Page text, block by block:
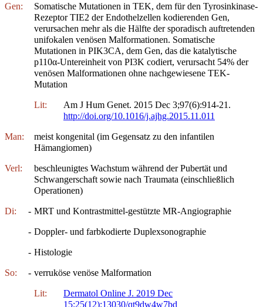
Gen:
Somatische Mutationen in TEK, dem für den Tyrosinkinase-
Rezeptor TIE2 der Endothelzellen kodierenden Gen,
verursachen mehr als die Hälfte der sporadisch auftretenden
unifokalen venösen Malformationen. Somatische
Mutationen in PIK3CA, dem Gen, das die katalytische
p110α-Untereinheit von PI3K codiert, verursacht 54% der
venösen Malformationen ohne nachgewiesene TEK-
Mutation
Lit:
Am J Hum Genet. 2015 Dec 3;97(6):914-21.
http://doi.org/10.1016/j.ajhg.2015.11.011
Man:
meist kongenital (im Gegensatz zu den infantilen
Hämangiomen)
Verl:
beschleunigtes Wachstum während der Pubertät und
Schwangerschaft sowie nach Traumata (einschließlich
Operationen)
Di: - MRT und Kontrastmittel-gestützte MR-Angiographie
- Doppler- und farbkodierte Duplexsonographie
- Histologie
So: - verruköse venöse Malformation
Lit:
Dermatol Online J. 2019 Dec
15;25(12):13030/qt9dw4w7bd